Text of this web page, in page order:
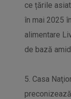
ce țările
în mai 2025
alimentare
de bază
5. Casa